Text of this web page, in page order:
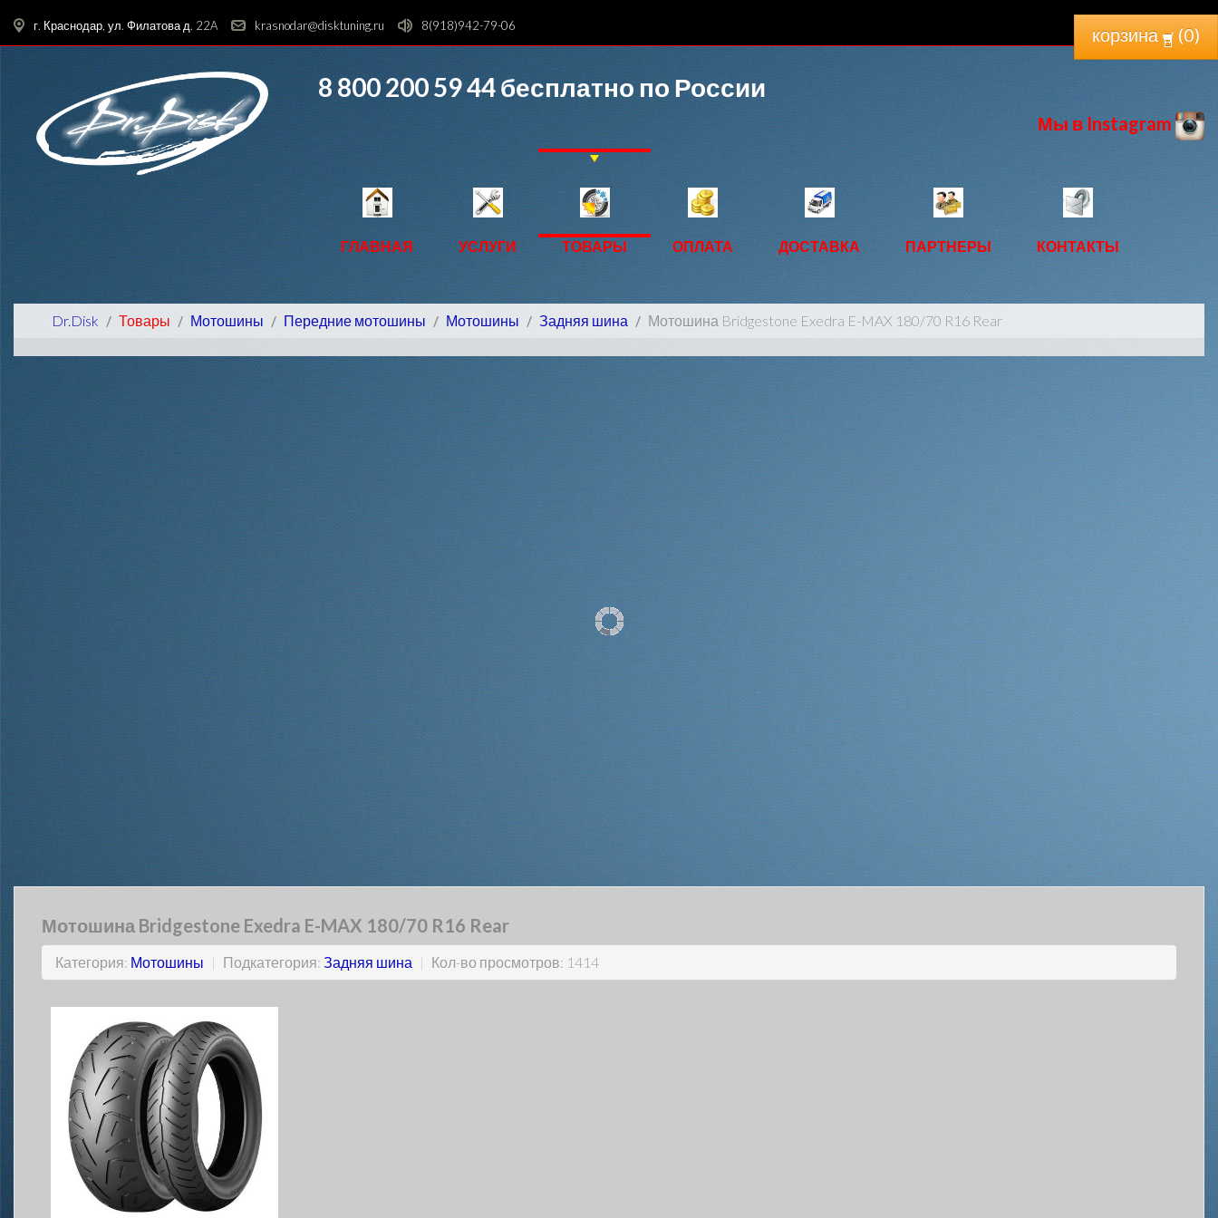
г. Краснодар, ул. Филатова д. 22A krasnodar@disktuning.ru 8(918)942-79-06 корзина (0)
8 800 200 59 44бесплатно по России
Мы в Instagram
ГЛАВНАЯ УСЛУГИ ТОВАРЫ ОПЛАТА ДОСТАВКА ПАРТНЕРЫ КОНТАКТЫ
Dr.Disk Товары Мотошины Передние мотошины Мотошины Задняя шина Мотошина Bridgestone Exedra E-MAX 180/70 R16 Rear
Мотошина Bridgestone Exedra E-MAX 180/70 R16 Rear
Категория: Мотошины | Подкатегория: Задняя шина | Кол-во просмотров: 1414